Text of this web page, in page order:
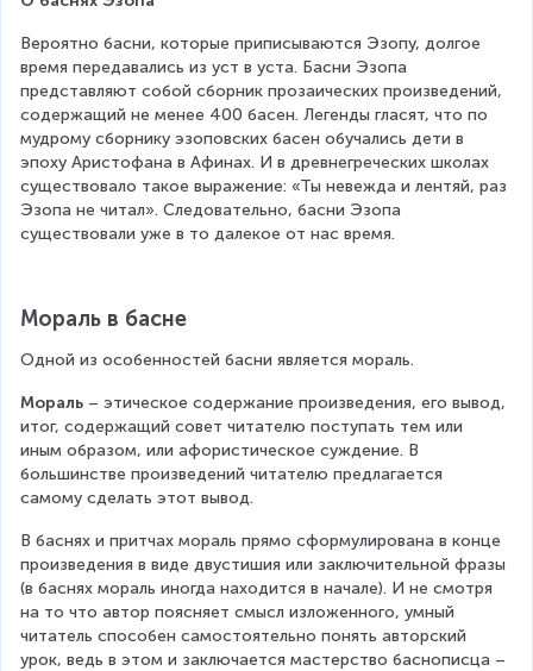
Вероятно басни, которые приписываются Эзопу, долгое
время передавались из уст в уста. Басни Эзопа
представляют собой сборник прозаических произведений,
содержащий не менее 400 басен. Легенды гласят, что по
мудрому сборнику эзоповских басен обучались дети в
эпоху Аристофана в Афинах. И в древнегреческих школах
существовало такое выражение: «Ты невежда и лентяй, раз
Эзопа не читал». Следовательно, басни Эзопа
существовали уже в то далекое от нас время.
Мораль в басне
Одной из особенностей басни является мораль.
Мораль – этическое содержание произведения, его вывод,
итог, содержащий совет читателю поступать тем или
иным образом, или афористическое суждение. В
большинстве произведений читателю предлагается
самому сделать этот вывод.
В баснях и притчах мораль прямо сформулирована в конце
произведения в виде двустишия или заключительной фразы
(в баснях мораль иногда находится в начале). И не смотря
на то что автор поясняет смысл изложенного, умный
читатель способен самостоятельно понять авторский
урок, ведь в этом и заключается мастерство баснописца –